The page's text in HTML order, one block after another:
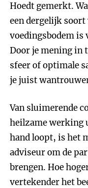
Hoedt gemerkt.
een dergelijk
voedingsbodem
Door je mening in
sfeer of optimale
je juist
Van sluimerende
heilzame werking
hand loopt, is het
adviseur om de
brengen. Hoe
vertekender het